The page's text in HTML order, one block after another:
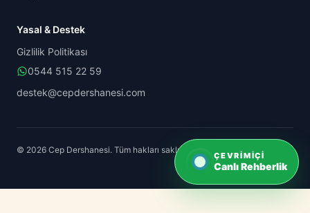
Yasal & Destek
Gizlilik Politikası
0544 515 22 59
destek@cepdershanesi.com
© 2026 Cep Dershanesi. Tüm hakları saklıdır.
ÇEVRIMIÇI
Canlı Rehberlik